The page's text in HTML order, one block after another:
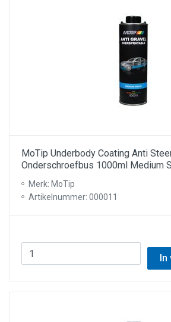
MoTip Underbody Coating Anti
Onderschroefbus 1000ml Medium
Merk: MoTip
Artikelnummer: 000011
In